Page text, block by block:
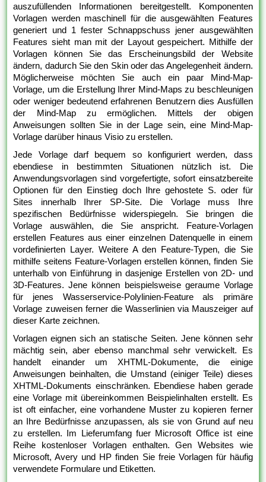
auszufüllenden Informationen bereitgestellt. Komponenten
Vorlagen werden maschinell für die ausgewählten Features
generiert und 1 fester Schnappschuss jener ausgewählten
Features sieht man mit der Layout gespeichert. Mithilfe der
Vorlagen können Sie das Erscheinungsbild der Website
ändern, dadurch Sie den Skin oder das Angelegenheit ändern.
Möglicherweise möchten Sie auch ein paar Mind-Map-
Vorlage, um die Erstellung Ihrer Mind-Maps zu beschleunigen
oder weniger bedeutend erfahrenen Benutzern dies Ausfüllen
der Mind-Map zu ermöglichen. Mittels der obigen
Anweisungen sollten Sie in der Lage sein, eine Mind-Map-
Vorlage darüber hinaus Visio zu erstellen.
Jede Vorlage darf bequem so konfiguriert werden, dass
ebendiese in bestimmten Situationen nützlich ist. Die
Anwendungsvorlagen sind vorgefertigte, sofort einsatzbereite
Optionen für den Einstieg doch Ihre gehostete S. oder für
Sites innerhalb Ihrer SP-Site. Die Vorlage muss Ihre
spezifischen Bedürfnisse widerspiegeln. Sie bringen die
Vorlage auswählen, die Sie anspricht. Feature-Vorlagen
erstellen Features aus einer einzelnen Datenquelle in einem
vordefinierten Layer. Weitere A den Feature-Typen, die Sie
mithilfe seitens Feature-Vorlagen erstellen können, finden Sie
unterhalb von Einführung in dasjenige Erstellen von 2D- und
3D-Features. Jene können beispielsweise geraume Vorlage
für jenes Wasserservice-Polylinien-Feature als primäre
Vorlage zuweisen ferner die Wasserlinien via Mauszeiger auf
dieser Karte zeichnen.
Vorlagen eignen sich an statische Seiten. Jene können sehr
mächtig sein, aber ebenso manchmal sehr verwickelt. Es
handelt einander um XHTML-Dokumente, die einige
Anweisungen beinhalten, die Umstand (einiger Teile) dieses
XHTML-Dokuments einschränken. Ebendiese haben gerade
eine Vorlage mit übereinkommen Beispielinhalten erstellt. Es
ist oft einfacher, eine vorhandene Muster zu kopieren ferner
an Ihre Bedürfnisse anzupassen, als sie von Grund auf neu
zu erstellen. Im Lieferumfang fuer Microsoft Office ist eine
Reihe kostenloser Vorlagen enthalten. Gen Websites wie
Microsoft, Avery und HP finden Sie freie Vorlagen für häufig
verwendete Formulare und Etiketten.